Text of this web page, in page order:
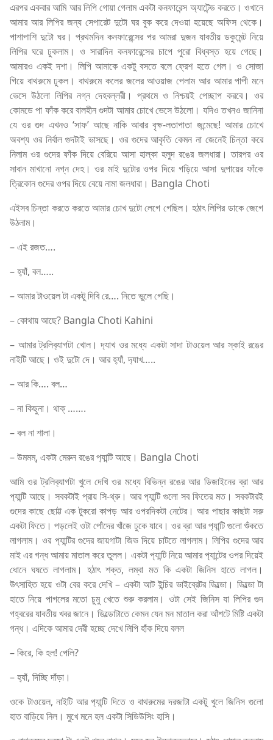
এরপর একবার আমি আর লিপি গোয়া গেলাম একটা কনফারেন্স অ্যাটেন্ড করতে। ওখানে
আমার আর লিপির জন্য সেপারেট দুটো ঘর বুক করে দেওয়া হয়েছে অফিস থেকে।
পাশাপাশি দুটো ঘর। প্রথমদিন কনফারেন্সের পর আমরা দুজন যাবতীয় ডকুমেন্ট নিয়ে
লিপির ঘরে ঢুকলাম। ও সারাদিন কনফারেন্সের চাপে পুরো বিধ্বস্ত হয়ে গেছে।
আমারও একই দশা। লিপি আমাকে একটু বসতে বলে ফ্রেশ হতে গেল। ও সোজা
গিয়ে বাথরুমে ঢুকল। বাথরুমে কলের জলের আওয়াজ পেলাম আর আমার পাপী মনে
ভেসে উঠলো লিপির নগ্ন দেহবল্লরী। প্রথমে ও নিশ্চয়ই পেচ্ছাপ করবে। ওর
কোমডে পা ফাঁক করে বালহীন গুদটা আমার চোখে ভেসে উঠলো। যদিও তখনও জানিনা
যে ওর গুদ এখনও ‘সাফ’ আছে নাকি আবার বৃক্ষ-লতাপাতা জন্মেছে! আমার চোখে
অবশ্য ওর নির্বাল গুদটাই ভাসছে। ওর গুদের আকৃতি কেমন না জেনেই চিন্তা করে
নিলাম ওর গুদের ফাঁক দিয়ে বেরিয়ে আসা হাল্কা হলুদ রঙের জলধারা। তারপর ওর
সাবান মাখানো নগ্ন দেহ। ওর মাই দুটোর ওপর দিয়ে গড়িয়ে আসা দুপায়ের ফাঁকে
ত্রিকোন গুদের ওপর দিয়ে বেয়ে নামা জলধারা। Bangla Choti
এইসব চিন্তা করতে করতে আমার চোখ দুটো লেগে গেছিল। হঠাৎ লিপির ডাকে জেগে
উঠলাম।
– এই রজত….
– হ‍্যাঁ, বল…..
– আমার টাওয়েল টা একটু দিবি রে…. নিতে ভুলে গেছি।
– কোথায় আছে? Bangla Choti Kahini
– আমার ট্রলিব‍্যাগটা খোল। দ‍্যাখ ওর মধ্যে একটা সাদা টাওয়েল আর স্কাই রঙের
নাইটি আছে। ওই দুটো দে। আর হ‍্যাঁ, দ‍্যাখ…..
– আর কি…. বল…
– না কিছুনা। থাক্ …….
– বল না শালা।
– উমমম্, একটা মেরুন রঙের প‍্যান্টি আছে। Bangla Choti
আমি ওর ট্রলিব‍্যাগটা খুলে দেখি ওর মধ্যে বিভিন্ন রঙের আর ডিজাইনের ব্রা আর
প‍্যান্টি আছে। সবকটাই প্রায় সি-থ্রু। আর প‍্যান্টি গুলো সব ফিতের মত। সবকটারই
গুদের কাছে ছোট্ট এক টুকরো কাপড় আর ওপরদিকটা নেটের। আর পাছার কাছটা সরু
একটা ফিতে। পড়লেই ওটা পোঁদের খাঁজে ঢুকে যাবে। ওর ব্রা আর প‍্যান্টি গুলো শুঁকতে
লাগলাম। ওর প‍্যান্টির গুদের জায়গাটা জিভ দিয়ে চাটতে লাগলাম। লিপির গুদের আর
মাই এর গন্ধ আমায় মাতাল করে তুলল। একটা প‍্যান্টি নিয়ে আমার প‍্যান্টের ওপর দিয়েই
ধোনে ঘষতে লাগলাম। হঠাৎ শক্ত, লম্বা মত কি একটা জিনিস হাতে লাগল।
উৎসাহিত হয়ে ওটা বের করে দেখি – একটা আট ইন্চির ভাইব্রেটর ডিল্ডো। ডিল্ডো টা
হাতে নিয়ে পাগলের মতো চুমু খেতে শুরু করলাম। ওটা সেই জিনিস যা লিপির গুদ
গহ্বরের যাবতীয় খবর জানে। ডিল্ডোটাতে কেমন যেন মন মাতাল করা আঁশটে মিষ্টি একটা
গন্ধ। এদিকে আমার দেরী হচ্ছে দেখে লিপি হাঁক দিয়ে বলল
– কিরে, কি হল! পেলি?
– হ‍্যাঁ, দিচ্ছি দাঁড়া।
ওকে টাওয়েল, নাইটি আর প‍্যান্টি দিতে ও বাথরুমের দরজাটা একটু খুলে জিনিস গুলো
হাত বাড়িয়ে নিল। মুখে মনে হল একটা সিডিউসিং হাসি।